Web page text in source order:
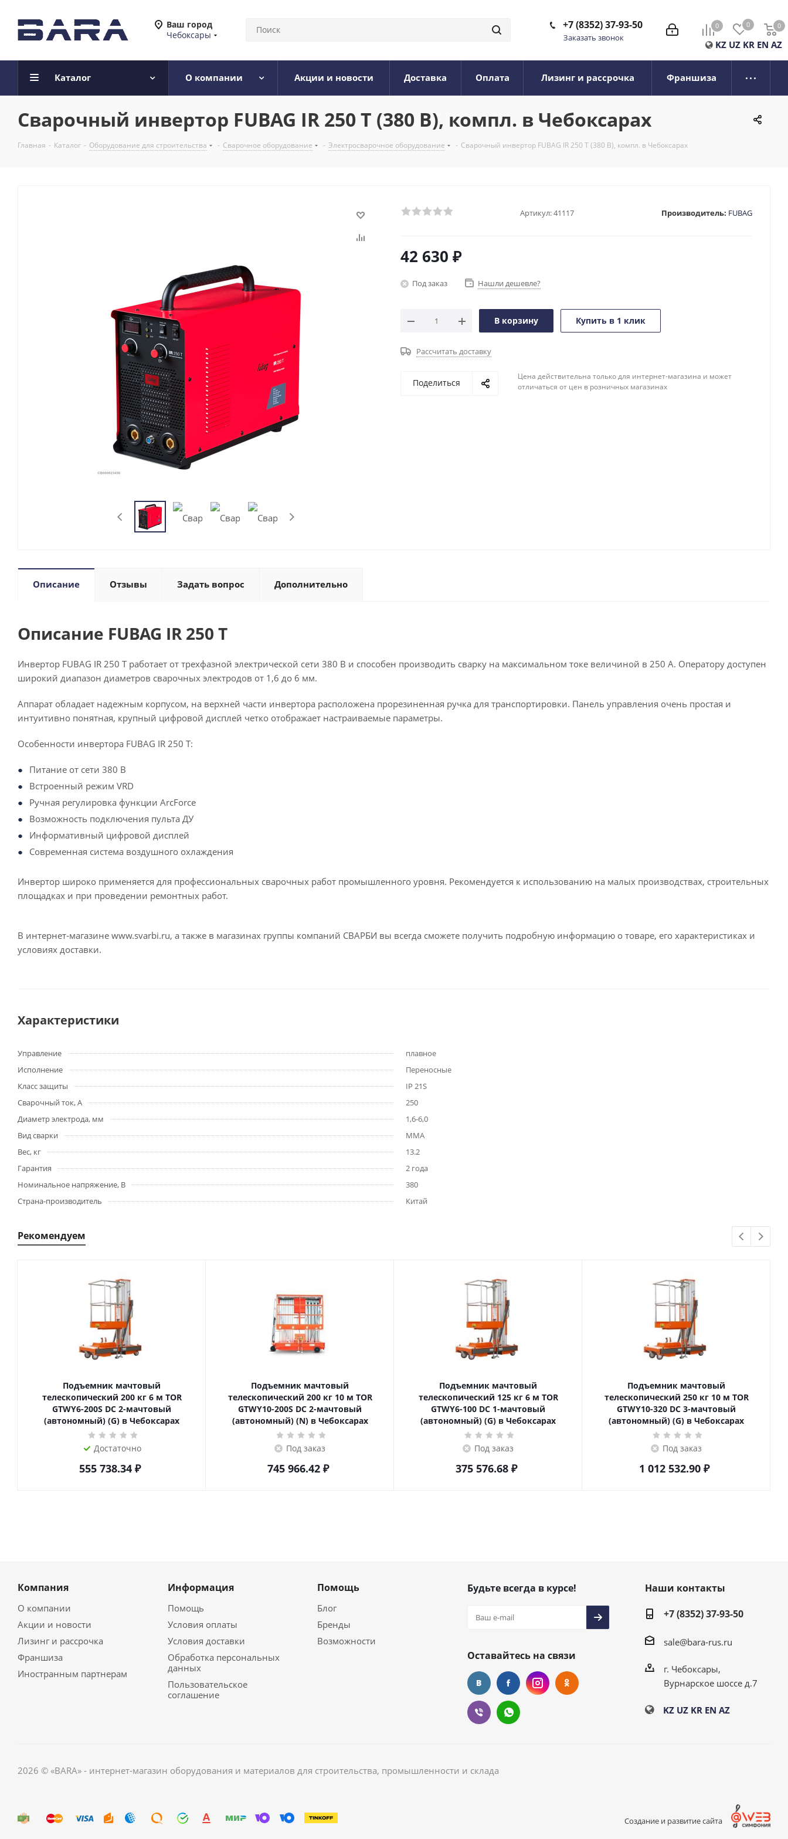
Ваш город
Чебоксары
0 0 0
0
KZ UZ KR EN AZ
+7 (8352) 37-93-50
Заказать звонок
Каталог О компании Акции и новости Доставка Оплата Лизинг и рассрочка Франшиза
Сварочный инвертор FUBAG IR 250 T (380 В), компл. в Чебоксарах
Главная - Каталог - Оборудование для строительства - Сварочное оборудование - Электросварочное оборудование - Сварочный инвертор FUBAG IR 250 T (380 В), компл. в Чебоксарах
Артикул:41117 Производитель: FUBAG
42 630 ₽
Под заказ Нашли дешевле?
В корзину Купить в 1 клик
Рассчитать доставку
Поделиться
Цена действительна только для интернет-магазина и может
отличаться от цен в розничных магазинах
Описание Отзывы Задать вопрос Дополнительно
Описание FUBAG IR 250 T
Инвертор FUBAG IR 250 T работает от трехфазной электрической сети 380 В и способен производить сварку на максимальном токе величиной в 250 А. Оператору доступен
широкий диапазон диаметров сварочных электродов от 1,6 до 6 мм.
Аппарат обладает надежным корпусом, на верхней части инвертора расположена прорезиненная ручка для транспортировки. Панель управления очень простая и
интуитивно понятная, крупный цифровой дисплей четко отображает настраиваемые параметры.
Особенности инвертора FUBAG IR 250 T:
Питание от сети 380 В
Встроенный режим VRD
Ручная регулировка функции ArcForce
Возможность подключения пульта ДУ
Информативный цифровой дисплей
Современная система воздушного охлаждения
Инвертор широко применяется для профессиональных сварочных работ промышленного уровня. Рекомендуется к использованию на малых производствах, строительных
площадках и при проведении ремонтных работ.
В интернет-магазине www.svarbi.ru, а также в магазинах группы компаний СВАРБИ вы всегда сможете получить подробную информацию о товаре, его характеристиках и
условиях доставки.
Характеристики
Управление
плавное
Исполнение
Переносные
Класс защиты
IP 21S
Сварочный ток, А
250
Диаметр электрода, мм
1,6-6,0
Вид сварки
MMA
Вес, кг
13.2
Гарантия
2 года
Номинальное напряжение, В
380
Страна-производитель
Китай
Рекомендуем
Подъемник мачтовый
телескопический 200 кг 6 м TOR
GTWY6-200S DC 2-мачтовый
(автономный) (G) в Чебоксарах
Достаточно
555 738.34₽
Подъемник мачтовый
телескопический 200 кг 10 м TOR
GTWY10-200S DC 2-мачтовый
(автономный) (N) в Чебоксарах
Под заказ
745 966.42₽
Подъемник мачтовый
телескопический 125 кг 6 м TOR
GTWY6-100 DC 1-мачтовый
(автономный) (G) в Чебоксарах
Под заказ
375 576.68₽
Подъемник мачтовый
телескопический 250 кг 10 м TOR
GTWY10-320 DC 3-мачтовый
(автономный) (G) в Чебоксарах
Под заказ
1 012 532.90 ₽
Компания
О компании
Акции и новости
Лизинг и рассрочка
Франшиза
Иностранным партнерам
Информация
Помощь
Условия оплаты
Условия доставки
Обработка персональных
данных
Пользовательское
соглашение
Помощь
Блог
Бренды
Возможности
Будьте всегда в курсе!
Оставайтесь на связи
Наши контакты
+7 (8352) 37-93-50
sale@bara-rus.ru
г. Чебоксары,
Вурнарское шоссе д.7
KZ UZ KR EN AZ
2026 © «BARA» - интернет-магазин оборудования и материалов для строительства, промышленности и склада
Создание и развитие сайта